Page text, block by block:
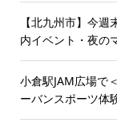
【北九州市】今
内イベント・夜の
小倉駅JAM広場で
ーバンスポーツ体